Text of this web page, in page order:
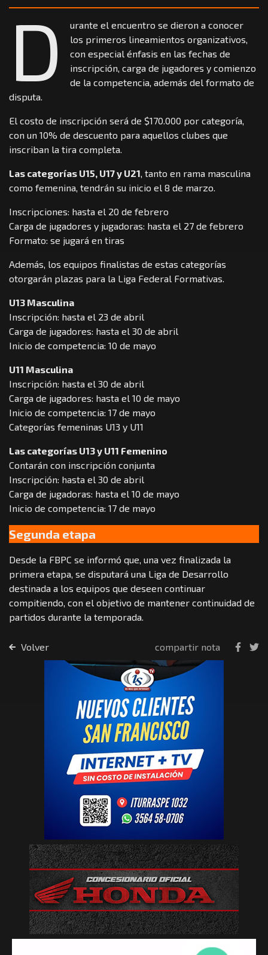
D
urante el encuentro se dieron a conocer
los primeros lineamientos organizativos,
con especial énfasis en las fechas de
inscripción, carga de jugadores y comienzo
de la competencia, además del formato de
disputa.
El costo de inscripción será de $170.000 por categoría,
con un 10% de descuento para aquellos clubes que
inscriban la tira completa.
Las categorías U15, U17 y U21, tanto en rama masculina
como femenina, tendrán su inicio el 8 de marzo.
Inscripciones: hasta el 20 de febrero
Carga de jugadores y jugadoras: hasta el 27 de febrero
Formato: se jugará en tiras
Además, los equipos finalistas de estas categorías
otorgarán plazas para la Liga Federal Formativas.
U13 Masculina
Inscripción: hasta el 23 de abril
Carga de jugadores: hasta el 30 de abril
Inicio de competencia: 10 de mayo
U11 Masculina
Inscripción: hasta el 30 de abril
Carga de jugadores: hasta el 10 de mayo
Inicio de competencia: 17 de mayo
Categorías femeninas U13 y U11
Las categorías U13 y U11 Femenino
Contarán con inscripción conjunta
Inscripción: hasta el 30 de abril
Carga de jugadoras: hasta el 10 de mayo
Inicio de competencia: 17 de mayo
Segunda etapa
Desde la FBPC se informó que, una vez finalizada la
primera etapa, se disputará una Liga de Desarrollo
destinada a los equipos que deseen continuar
compitiendo, con el objetivo de mantener continuidad de
partidos durante la temporada.
Volver compartir nota